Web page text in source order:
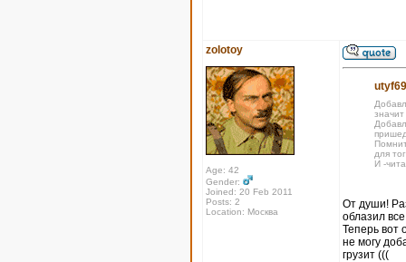
zolotoy
Age: 42
Gender:
Joined: 20 Feb 2011
Posts: 2
Location: Москва
для
И -
От души!
облазил
Теперь вот
не могу
грузит (((